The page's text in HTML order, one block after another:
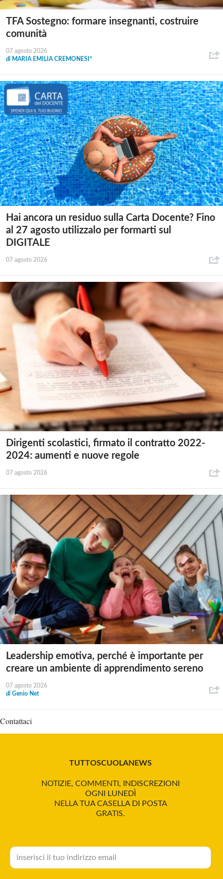
TFA Sostegno: formare insegnanti, costruire
comunità
07 agosto 2026
di MARIA EMILIA CREMONESI*
Hai ancora un residuo sulla Carta Docente? Fino
al 27 agosto utilizzalo per formarti sul
DIGITALE
07 agosto 2026
Dirigenti scolastici, firmato il contratto 2022-
2024: aumenti e nuove regole
07 agosto 2026
Leadership emotiva, perché è importante per
creare un ambiente di apprendimento sereno
07 agosto 2026
di Genio Net
Contattaci
TUTTOSCUOLANEWS
NOTIZIE, COMMENTI, INDISCREZIONI
OGNI LUNEDÌ
NELLA TUA CASELLA DI POSTA
GRATIS.